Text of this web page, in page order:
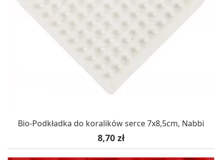
Bio-Podkładka do koralików serce 7x8,5cm, Nabbi
Cena
8,70 zł